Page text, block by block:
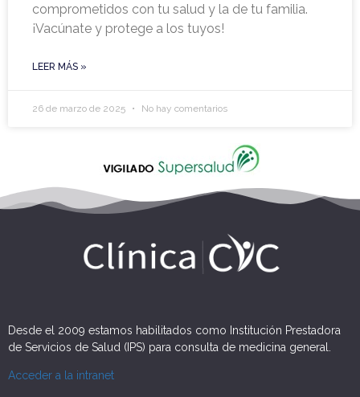
comprometidos con tu salud y la de tu familia.
¡Vacúnate y protege a los tuyos!
LEER MÁS »
26 de marzo de 2025 No hay comentarios
Desde el 2009 estamos habilitados como Institución Prestadora
de Servicios de Salud (IPS) para consulta de medicina general.
Acceder a la intranet